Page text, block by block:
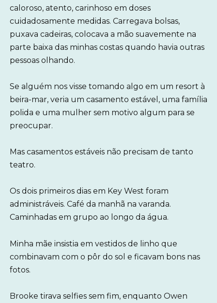
caloroso, atento, carinhoso em doses
cuidadosamente medidas. Carregava bolsas,
puxava cadeiras, colocava a mão suavemente na
parte baixa das minhas costas quando havia outras
pessoas olhando.
Se alguém nos visse tomando algo em um resort à
beira-mar, veria um casamento estável, uma família
polida e uma mulher sem motivo algum para se
preocupar.
Mas casamentos estáveis não precisam de tanto
teatro.
Os dois primeiros dias em Key West foram
administráveis. Café da manhã na varanda.
Caminhadas em grupo ao longo da água.
Minha mãe insistia em vestidos de linho que
combinavam com o pôr do sol e ficavam bons nas
fotos.
Brooke tirava selfies sem fim, enquanto Owen